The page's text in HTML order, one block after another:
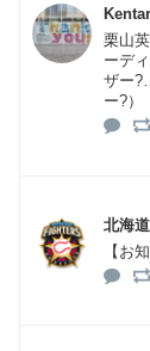
栗山
ーデ
ザー
ー?）
北海
【お